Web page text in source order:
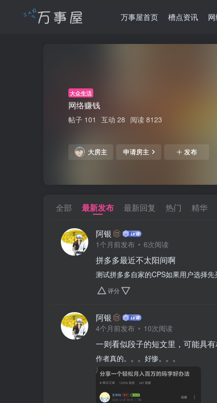
万事屋首页 槽点资讯
大众生活
网络赚钱
帖子 101 互动 28 阅读 8123
大房主 申请房主 发布
全部 最新发布 最新回复 热门 精华
阿银
1个月前发布 6次阅读
拼多多最近不太阳间啊
测试拼多多自家的CPS如果用户选择
评分
阿银
4个月前发布 10次阅读
一则看似段子的短文里，可能具
作者真的。。。好惨。。。